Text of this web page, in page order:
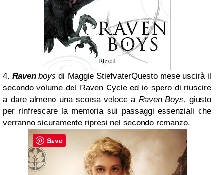
4.Raven boysdi Maggie StiefvaterQuesto mese uscirà il
secondo volume del Raven Cycle ed io spero di riuscire
a dare almeno una scorsa veloce a Raven Boys,giusto
per rinfrescare la memoria sui passaggi essenziali che
verranno sicuramente ripresi nel secondo romanzo.
Save